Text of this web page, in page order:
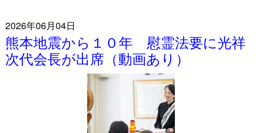
2026年06月04日
熊本地震から１０年 慰霊法要に光祥
次代会長が出席（動画あり）